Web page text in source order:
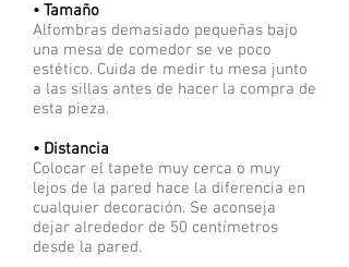
• Tamaño
Alfombras demasiado pequeñas bajo
una mesa de comedor se ve poco
estético. Cuida de medir tu mesa junto
a las sillas antes de hacer la compra de
esta pieza.
• Distancia
Colocar el tapete muy cerca o muy
lejos de la pared hace la diferencia en
cualquier decoración. Se aconseja
dejar alrededor de 50 centímetros
desde la pared.